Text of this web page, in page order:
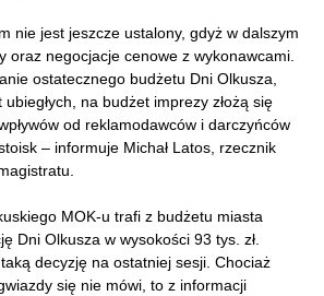
nie jest jeszcze ustalony, gdyż w dalszym
oraz negocjacje cenowe z wykonawcami.
ostatecznego budżetu Dni Olkusza,
na budżet imprezy złożą się
od reklamodawców i darczyńców
– informuje Michał Latos, rzecznik
MOK-u trafi z budżetu miasta
Dni Olkusza w wysokości 93 tys. zł.
decyzję na ostatniej sesji. Chociaż
się nie mówi, to z informacji